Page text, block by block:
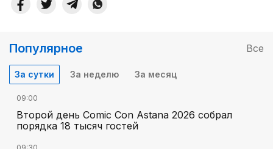
Популярное Все
За сутки За неделю За месяц
09:00
Второй день Comic Con Astana 2026 собрал
порядка 18 тысяч гостей